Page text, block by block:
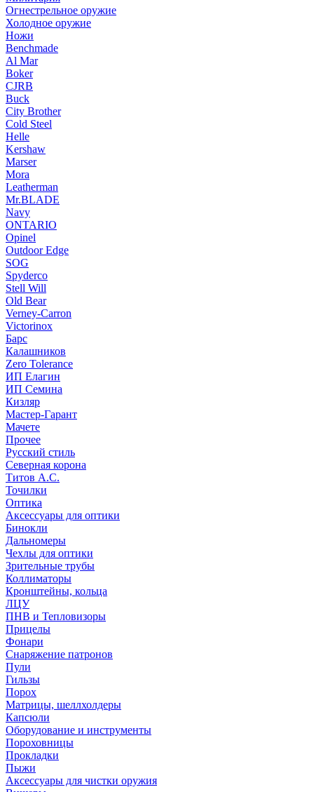
Огнестрельное оружие
Холодное оружие
Ножи
Benchmade
Al Mar
Boker
CJRB
Buck
City Brother
Cold Steel
Helle
Kershaw
Marser
Mora
Leatherman
Mr.BLADE
Navy
ONTARIO
Opinel
Outdoor Edge
SOG
Spyderco
Stell Will
Old Bear
Verney-Carron
Victorinox
Барс
Калашников
Zero Tolerance
ИП Елагин
ИП Семина
Кизляр
Мастер-Гарант
Мачете
Прочее
Русский стиль
Северная корона
Титов А.С.
Точилки
Оптика
Аксессуары для оптики
Бинокли
Дальномеры
Чехлы для оптики
Зрительные трубы
Коллиматоры
Кронштейны, кольца
ЛЦУ
ПНВ и Тепловизоры
Прицелы
Фонари
Снаряжение патронов
Пули
Гильзы
Порох
Матрицы, шеллхолдеры
Капсюли
Оборудование и инструменты
Пороховницы
Прокладки
Пыжи
Аксессуары для чистки оружия